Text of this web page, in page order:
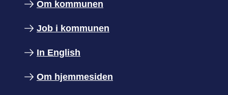
Om kommunen
Job i kommunen
In English
Om hjemmesiden